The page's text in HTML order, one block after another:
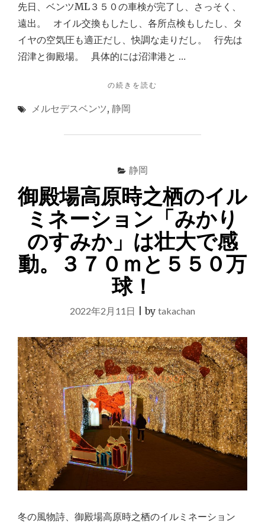
先日、ベンツML３５０の車検が完了し、さっそく、
遠出。 オイル交換もしたし、各所点検もしたし、タ
イヤの空気圧も適正だし、快調な走りだし。 行先は
沼津と御殿場。 具体的には沼津港と …
"ベ
ツ
３
津
港
と
殿
場
の
旅
行。
美
い
海
産
物
と
買
い
と
イ
ル
シ
の続きを読む
メルセデスベンツ, 静岡
静岡
御殿場高原時之栖のイル
ミネーション「みかり
のすみか」は壮大で感
動。３７０ｍと５５０万
球！
2022年2月11日 |by takachan
冬の風物詩、御殿場高原時之栖のイルミネーション